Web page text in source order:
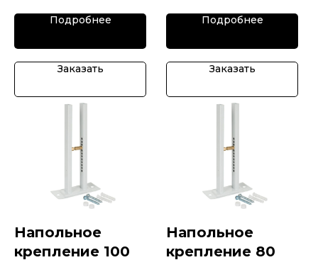
Подробнее
Заказать
Подробнее
Заказать
Напольное
крепление 100
Напольное
крепление 80